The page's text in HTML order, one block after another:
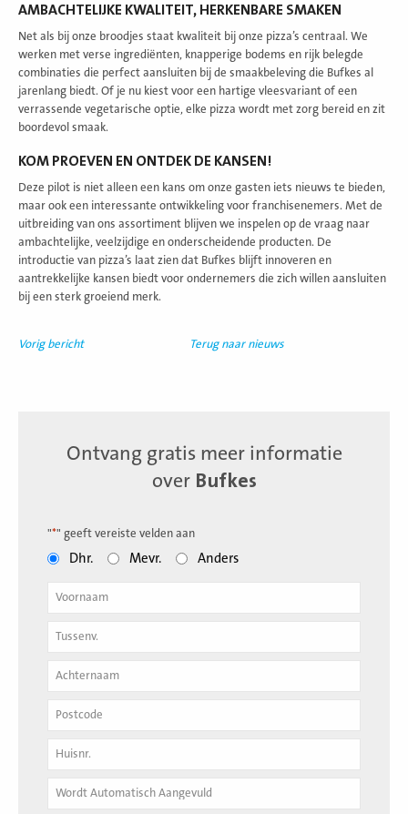
AMBACHTELIJKE KWALITEIT, HERKENBARE SMAKEN
Net als bij onze broodjes staat kwaliteit bij onze pizza’s centraal. We
werken met verse ingrediënten, knapperige bodems en rijk belegde
combinaties die perfect aansluiten bij de smaakbeleving die Bufkes al
jarenlang biedt. Of je nu kiest voor een hartige vleesvariant of een
verrassende vegetarische optie, elke pizza wordt met zorg bereid en zit
boordevol smaak.
KOM PROEVEN EN ONTDEK DE KANSEN!
Deze pilot is niet alleen een kans om onze gasten iets nieuws te bieden,
maar ook een interessante ontwikkeling voor franchisenemers. Met de
uitbreiding van ons assortiment blijven we inspelen op de vraag naar
ambachtelijke, veelzijdige en onderscheidende producten. De
introductie van pizza’s laat zien dat Bufkes blijft innoveren en
aantrekkelijke kansen biedt voor ondernemers die zich willen aansluiten
bij een sterk groeiend merk.
Vorig bericht Terug naar nieuws
Ontvang gratis meer informatie
over Bufkes
"*" geeft vereiste velden aan
Dhr. Mevr. Anders